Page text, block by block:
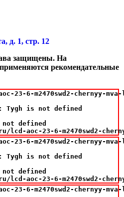
д. 1, стр. 12
защищены. На
рекомендательные
6-m2470swd2-chernyy-mva-
Tygh is not defined
defined
lcd-aoc-23-6-m2470swd2-
6-m2470swd2-chernyy-mva-
Tygh is not defined
defined
lcd-aoc-23-6-m2470swd2-
6-m2470swd2-chernyy-mva-